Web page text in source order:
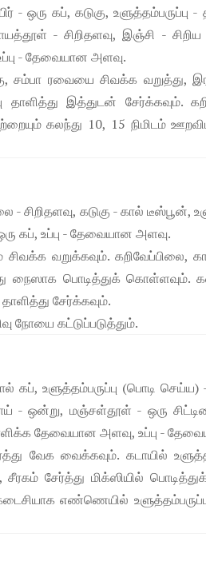
ஒரு கப், கடுகு, உளுத்தம்பருப்பு
- சிறிதளவு, இஞ்சி -
- தேவையான அளவு.
சம்பா ரவையை சிவக்க வறுத்து,
தாளித்து இத்துடன் சேர்க்கவும்.
கலந்து 10, 15 நிமிடம்
- சிறிதளவு, கடுகு - கால் டீஸ்பூன்,
கப், உப்பு - தேவையான அளவு.
வறுக்கவும். கறிவேப்பிலை,
நைஸாக பொடித்துக் கொள்ளவும்.
சேர்க்கவும்.
நோயை கட்டுப்படுத்தும்.
கப், உளுத்தம்பருப்பு (பொடி
- ஒன்று, மஞ்சள்தூள் - ஒரு
தேவையான அளவு, உப்பு -
வேக வைக்கவும். கடாயில்
சேர்த்து மிக்ஸியில்
எண்ணெயில்